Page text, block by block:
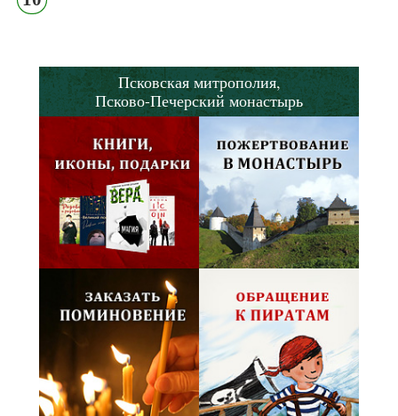
Псковская митрополия,
Псково-Печерский монастырь